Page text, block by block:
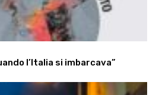
l’Italia si imbarcava”